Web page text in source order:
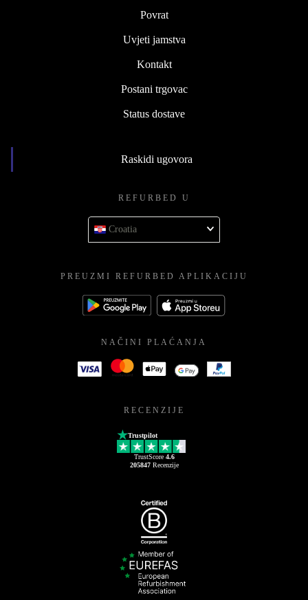
Povrat
Uvjeti jamstva
Kontakt
Postani trgovac
Status dostave
Raskidi ugovora
REFURBED U
Croatia
PREUZMI REFURBED APLIKACIJU
NAČINI PLAĆANJA
RECENZIJE
Trustpilot
TrustScore 4.6
205847Recenzije